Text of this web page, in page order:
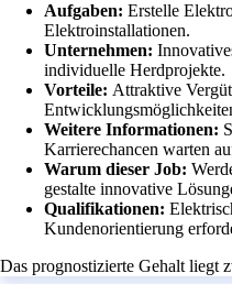
Aufgaben: Erstelle
Elektroinstallationen.
Unternehmen:
individuelle Herdprojekte.
Vorteile: Attraktive
Weitere Informationen:
Karrierechancen warten
Warum dieser Job:
gestalte innovative
Qualifikationen:
Kundenorientierung
Das prognostizierte Gehalt liegt